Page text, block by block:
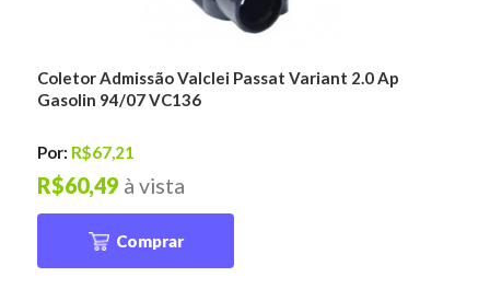
Coletor Admissão Valclei Passat Variant 2.0 Ap
Gasolin 94/07 VC136
Por: R$67,21
à vista
R$60,49
Comprar